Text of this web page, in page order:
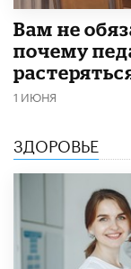
​Вам не
почему
1 ИЮНЯ
ЗДОРОВЬЕ